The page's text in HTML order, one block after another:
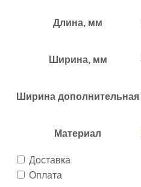
Длина, мм
Ширина, мм
Ширина дополнительная
Материал
Доставка
Оплата